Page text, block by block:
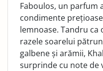
Faboulos, un parfum
condimente
lemnoase. Tandru ca
razele soarelui
galbene și arămii,
surprinde cu note de